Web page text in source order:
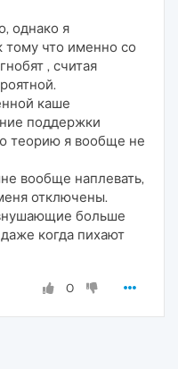
однако я
тому что именно со
, считая
каше
поддержки
теорию я вообще не
вообще наплевать,
отключены.
больше
когда пихают
0